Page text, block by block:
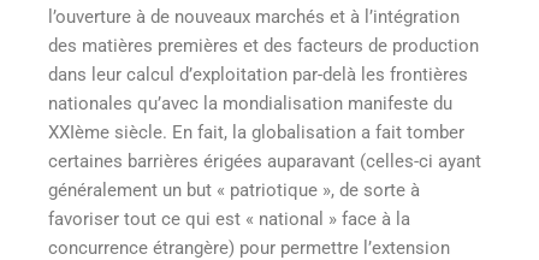
l’ouverture à de nouveaux marchés et à l’intégration
des matières premières et des facteurs de production
dans leur calcul d’exploitation par-delà les frontières
nationales qu’avec la mondialisation manifeste du
XXIème siècle. En fait, la globalisation a fait tomber
certaines barrières érigées auparavant (celles-ci ayant
généralement un but « patriotique », de sorte à
favoriser tout ce qui est « national » face à la
concurrence étrangère) pour permettre l’extension